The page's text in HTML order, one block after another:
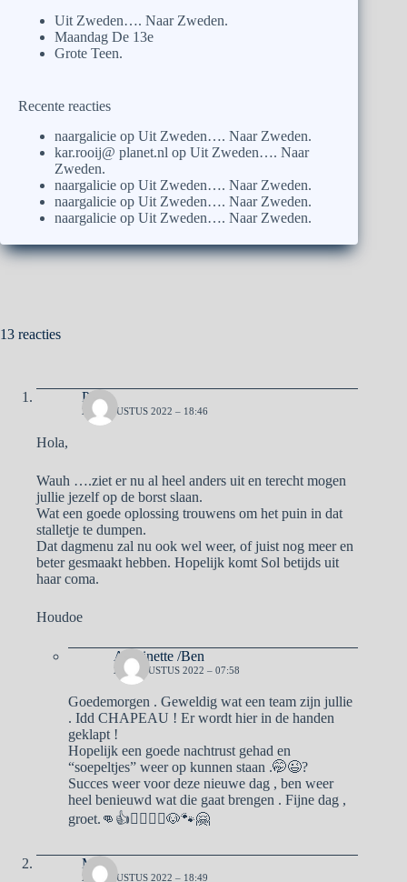
Uit Zweden…. Naar Zweden.
Maandag De 13e
Grote Teen.
Recente reacties
naargalicie op Uit Zweden…. Naar Zweden.
kar.rooij@ planet.nl op Uit Zweden…. Naar
Zweden.
naargalicie op Uit Zweden…. Naar Zweden.
naargalicie op Uit Zweden…. Naar Zweden.
naargalicie op Uit Zweden…. Naar Zweden.
13 reacties
Pa
24 AUGUSTUS 2022 – 18:46
Hola,
Wauh ….ziet er nu al heel anders uit en terecht mogen
jullie jezelf op de borst slaan.
Wat een goede oplossing trouwens om het puin in dat
stalletje te dumpen.
Dat dagmenu zal nu ook wel weer, of juist nog meer en
beter gesmaakt hebben. Hopelijk komt Sol betijds uit
haar coma.
Houdoe
Antoinette /Ben
25 AUGUSTUS 2022 – 07:58
Goedemorgen . Geweldig wat een team zijn jullie
. Idd CHAPEAU ! Er wordt hier in de handen
geklapt !
Hopelijk een goede nachtrust gehad en
“soepeltjes” weer op kunnen staan .🤭😉?
Succes weer voor deze nieuwe dag , ben weer
heel benieuwd wat die gaat brengen . Fijne dag ,
groet.👊👍🙋‍♀️🙋‍♂️🐶🐾🤗
Ma
24 AUGUSTUS 2022 – 18:49